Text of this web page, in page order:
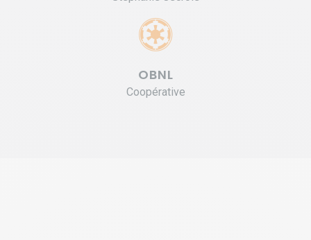
OBNL
Coopérative